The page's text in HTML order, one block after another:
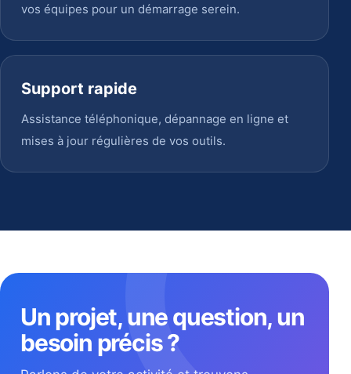
vos équipes pour un démarrage serein.
Support rapide
Assistance téléphonique, dépannage en ligne et
mises à jour régulières de vos outils.
Un projet, une question, un
besoin précis ?